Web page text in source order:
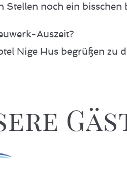
noch ein bisschen
Auszeit?
Nige Hus begrüßen zu